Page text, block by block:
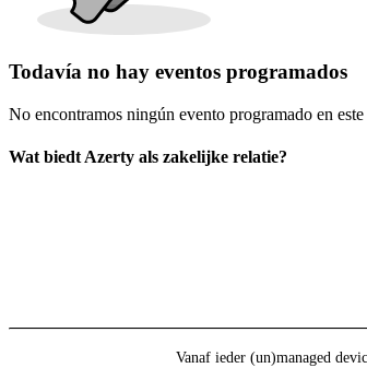
Todavía no hay eventos programados
No encontramos ningún evento programado en
Wat biedt Azerty als zakelijke relatie?
Vanaf ieder (un)managed